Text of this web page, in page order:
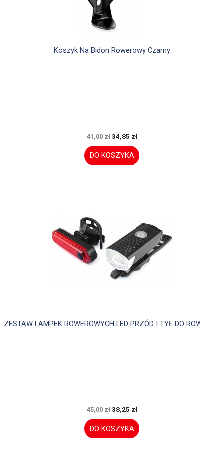
Szybki podgląd
Koszyk Na Bidon Rowerowy Czarny
41,00 zł 34,85 zł
DO KOSZYKA
Szybki podgląd
ZESTAW LAMPEK ROWEROWYCH LED PRZÓD I TYŁ DO
45,00 zł 38,25 zł
DO KOSZYKA